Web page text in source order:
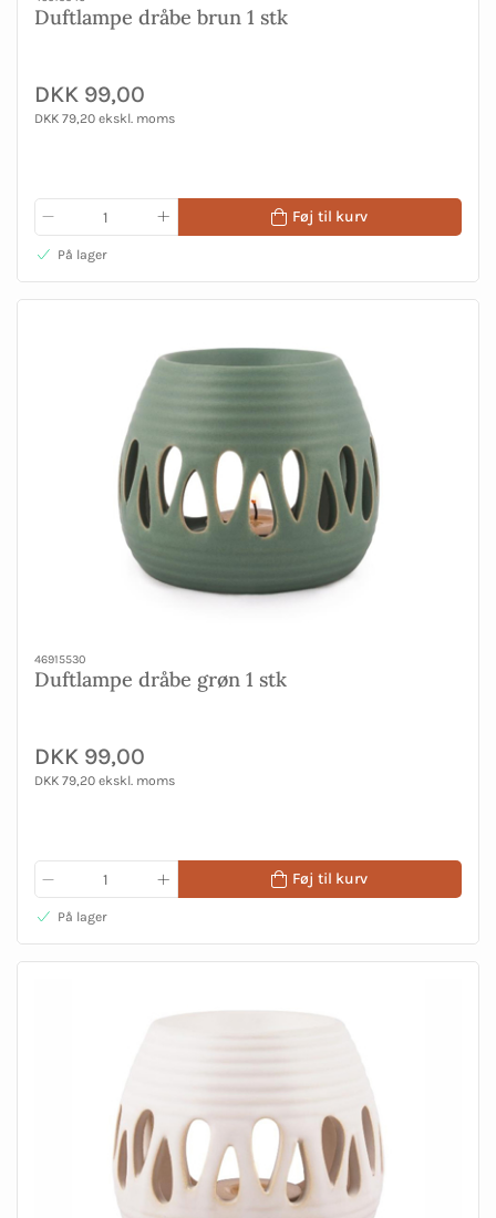
Duftlampe dråbe brun 1 stk
DKK 99,00
DKK 79,20 ekskl. moms
Føj til kurv
På lager
46915530
Duftlampe dråbe grøn 1 stk
DKK 99,00
DKK 79,20 ekskl. moms
Føj til kurv
På lager